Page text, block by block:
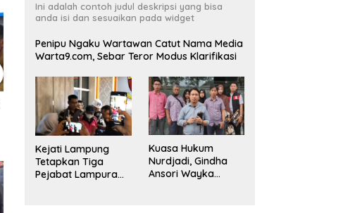
Tulang Bawang: ‘Kawah
Candradimuka’ Pencetak
Pimpinan Birokrasi Unggul di
Sedekah Bumi Sumur
Kumbang, Warisan 206 Tahun
yang Terus Dijaga Pemkab
Lampung Selatan dan
Masyarakat
Ini adalah contoh judul deskripsi yang bisa
anda isi dan sesuaikan pada widget
Penipu Ngaku Wartawan Catut Nama Media
Warta9.com, Sebar Teror Modus Klarifikasi
Kejati Lampung
Tetapkan Tiga
Pejabat Lampura
Kuasa Hukum
Nurdjadi, Gindha
Ansori Wayka